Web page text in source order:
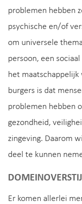
problemen hebben
psychische en/of
om universele
persoon, een
het
burgers is dat
problemen hebben
gezondheid,
zingeving. Daarom
deel te kunnen
Er komen allerlei